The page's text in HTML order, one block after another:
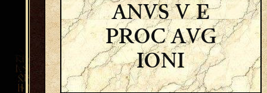
ANVS V E
PROC AVG
IONI